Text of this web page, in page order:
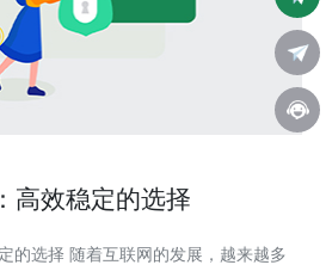
高效稳定的选择
展，越来越多